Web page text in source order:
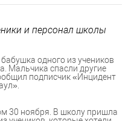
и персонал школы
одного из учеников
Мальчика спасли другие
подписчик «Инцидент
30 ноября. В школу пришла